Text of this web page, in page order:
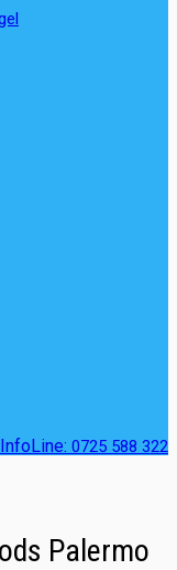
InfoLine: 0725 588 322
Palermo